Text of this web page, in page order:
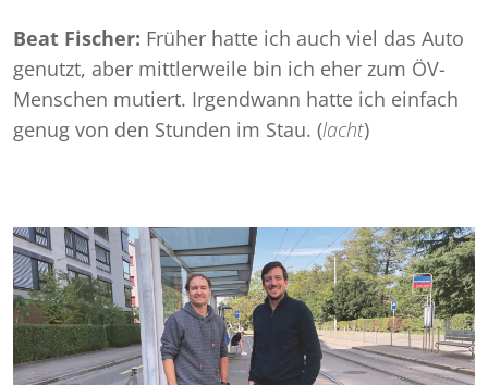
Beat Fischer: Früher hatte ich auch viel das Auto
genutzt, aber mittlerweile bin ich eher zum ÖV-
Menschen mutiert. Irgendwann hatte ich einfach
genug von den Stunden im Stau. (lacht)